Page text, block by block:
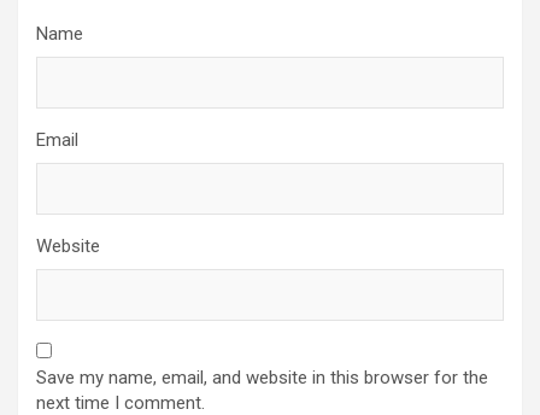
Name
Email
Website
Save my name, email, and website in this browser for the
next time I comment.